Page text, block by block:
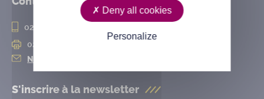
02 28 25 20 00
02 28 25 20 10
Nous contacter
S'inscrire à la newsletter
Deny all cookies
Personalize